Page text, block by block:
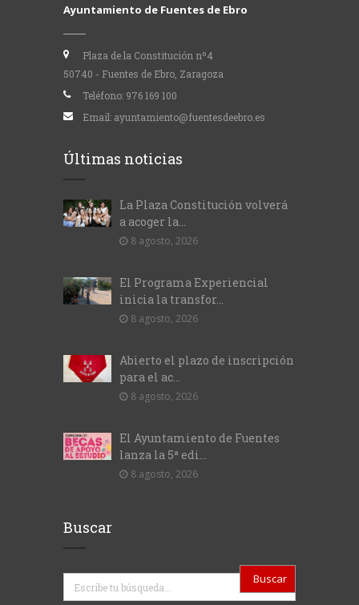
Ayuntamiento de Fuentes de Ebro
Plaza de la Constitución nº4
50740 - Fuentes de Ebro, Zaragoza
Teléfono: 976 169 100
Email: ayuntamiento@fuentesdeebro.es
Últimas noticias
La Plaza Constitución volverá
a acoger la...
8 agosto, 2026
El Programa Experiencial
inicia la transfor...
8 agosto, 2026
Abierto el plazo de inscripción
para el ac...
8 agosto, 2026
El Ayuntamiento de Fuentes
lanza la 5ª edi...
8 agosto, 2026
Buscar
Buscar